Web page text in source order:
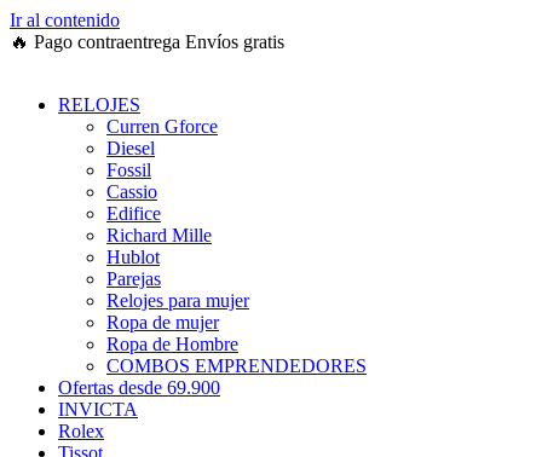
Ir al contenido
🔥 Pago contraentrega Envíos gratis
RELOJES
Curren Gforce
Diesel
Fossil
Cassio
Edifice
Richard Mille
Hublot
Parejas
Relojes para mujer
Ropa de mujer
Ropa de Hombre
COMBOS EMPRENDEDORES
Ofertas desde 69.900
INVICTA
Rolex
Tissot